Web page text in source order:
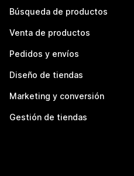
Búsqueda de productos
Venta de productos
Pedidos y envíos
Diseño de tiendas
Marketing y conversión
Gestión de tiendas